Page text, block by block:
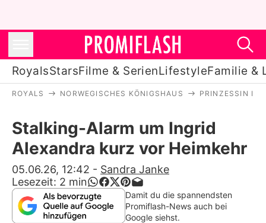
RoyalsStarsFilme & SerienLifestyleFamilie &
Stars
Filme & Serien
Lifestyle
Familie & Liebe
ROYALS NORWEGISCHES KÖNIGSHAUS PRINZESSIN
Stalking-Alarm um Ingrid
Alexandra kurz vor Heimkehr
05.06.26, 12:42 - Sandra Janke
Lesezeit: 2 min
Damit du die spannendsten
Promiflash-News auch bei
Google siehst.